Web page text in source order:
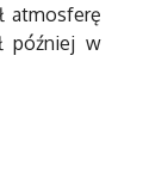
atmosferę
później w